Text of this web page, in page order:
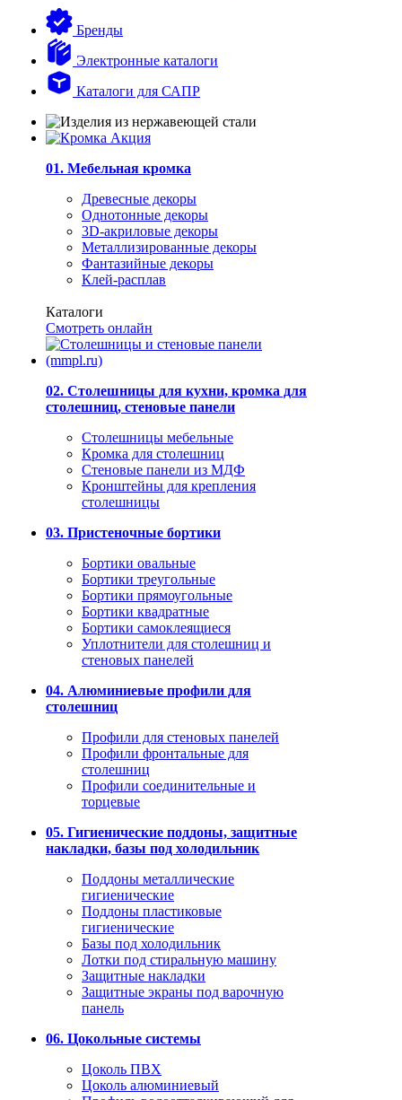
Бренды
Электронные каталоги
Каталоги для САПР
01. Мебельная кромка
Древесные декоры
Однотонные декоры
3D-акриловые декоры
Металлизированные декоры
Фантазийные декоры
Клей-расплав
Каталоги
Смотреть онлайн
02. Столешницы для кухни, кромка для
столешниц, стеновые панели
Столешницы мебельные
Кромка для столешниц
Стеновые панели из МДФ
Кронштейны для крепления
столешницы
03. Пристеночные бортики
Бортики овальные
Бортики треугольные
Бортики прямоугольные
Бортики квадратные
Бортики самоклеящиеся
Уплотнители для столешниц и
стеновых панелей
04. Алюминиевые профили для
столешниц
Профили для стеновых панелей
Профили фронтальные для
столешниц
Профили соединительные и
торцевые
05. Гигиенические поддоны, защитные
накладки, базы под холодильник
Поддоны металлические
гигиенические
Поддоны пластиковые
гигиенические
Базы под холодильник
Лотки под стиральную машину
Защитные накладки
Защитные экраны под варочную
панель
06. Цокольные системы
Цоколь ПВХ
Цоколь алюминиевый